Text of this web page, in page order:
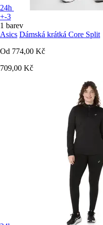
24h
+-3
1 barev
Asics Dámská krátká Core Split
Od 774,00 Kč
709,00 Kč